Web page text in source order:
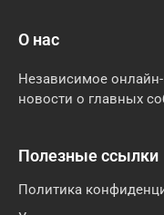
О нас
Независимое
новости о главных
Полезные ссылки
Политика